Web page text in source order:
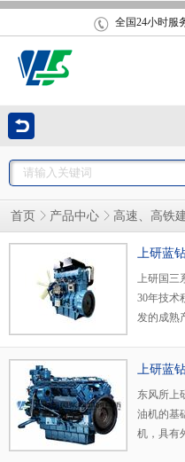
全国24小时服
首页 产品中心 高速、高铁
上研蓝
上研国三
30年技术
发的成熟
上研蓝
东风所上
油机的基
机，具有